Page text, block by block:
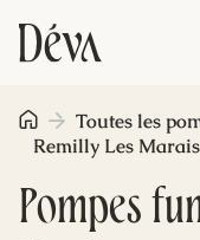
Obsèques
Prévoyance
Pompes
Toutes les
Remilly Les Marais